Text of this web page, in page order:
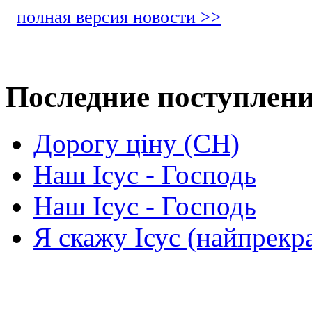
полная версия новости >>
Последние
Дорогу ціну (СН)
Наш Ісус - Господь
Наш Ісус - Господь
Я скажу Ісус